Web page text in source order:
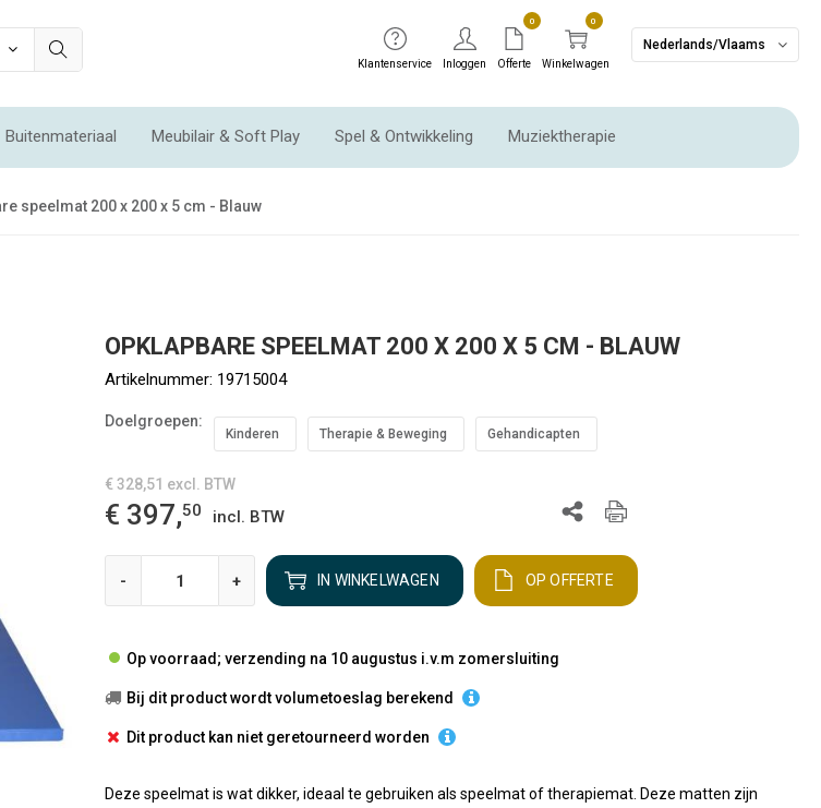
Klantenservice Inloggen
0
Offerte
0
Winkelwagen
Nederlands/Vlaams
Buitenmateriaal Meubilair & Soft Play Spel & Ontwikkeling Muziektherapie
Voordeelsets Acties Nieuw
speelmat 200 x 200 x 5 cm - Blauw
OPKLAPBARE SPEELMAT 200 X 200 X 5 CM - BLAUW
Artikelnummer: 19715004
Doelgroepen:
Kinderen Therapie & Beweging Gehandicapten
€ 328,51 excl. BTW
€ 397,50 incl. BTW
- + IN WINKELWAGEN OP OFFERTE
Op voorraad; verzending na 10 augustus i.v.m zomersluiting
Bij dit product wordt volumetoeslag berekend
Dit product kan niet geretourneerd worden
Deze speelmat is wat dikker, ideaal te gebruiken als speelmat of therapiemat. Deze matten zijn